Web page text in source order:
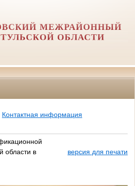
МЕЖРАЙОННЫЙ
ОБЛАСТИ
Контактная информация
области в
версия для печати